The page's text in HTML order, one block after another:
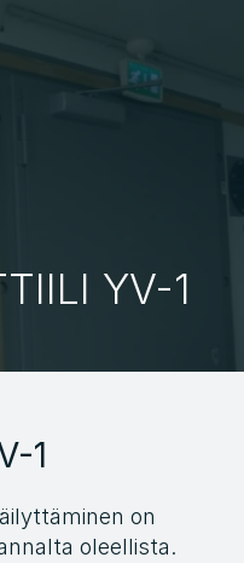
YV-1
1
on
oleellista.